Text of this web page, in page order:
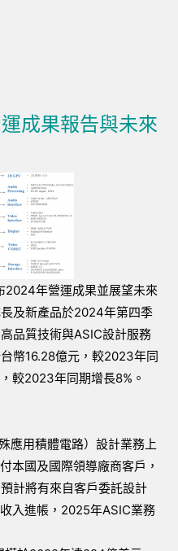
成果報告與未來
年營運成果並展望未來
及新產品於2024年第四季
品質技術與ASIC設計服務
幣16.28億元，較2023年同
較2023年同期增長8%。
應用積體電路）設計業務上
本國及國際領導廠商客戶，
計將有來自客戶委託設計
入進帳，2025年ASIC業務